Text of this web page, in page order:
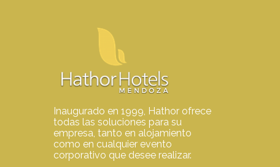
Inaugurado en 1999, Hathor ofrece
todas las soluciones para su
empresa, tanto en alojamiento
como en cualquier evento
corporativo que desee realizar.